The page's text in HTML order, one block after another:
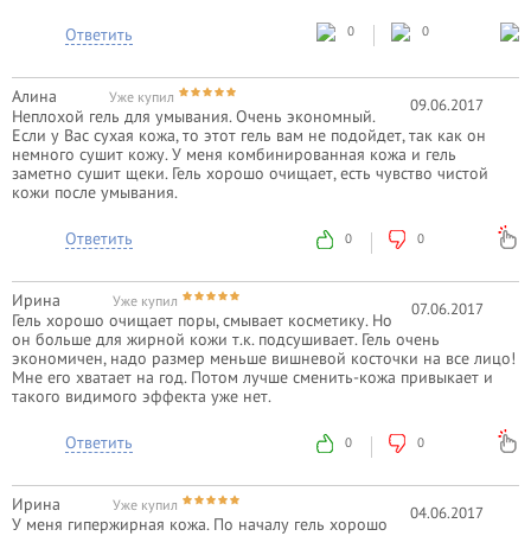
Ответить 0 0
09.06.2017
Алина Уже купил
Неплохой гель для умывания. Очень экономный.
Если у Вас сухая кожа, то этот гель вам не подойдет, так как он
немного сушит кожу. У меня комбинированная кожа и гель
заметно сушит щеки. Гель хорошо очищает, есть чувство чистой
кожи после умывания.
Ответить 0 0
07.06.2017
Ирина Уже купил
Гель хорошо очищает поры, смывает косметику. Но
он больше для жирной кожи т.к. подсушивает. Гель очень
экономичен, надо размер меньше вишневой косточки на все лицо!
Мне его хватает на год. Потом лучше сменить-кожа привыкает и
такого видимого эффекта уже нет.
Ответить 0 0
04.06.2017
Ирина Уже купил
У меня гипержирная кожа. По началу гель хорошо